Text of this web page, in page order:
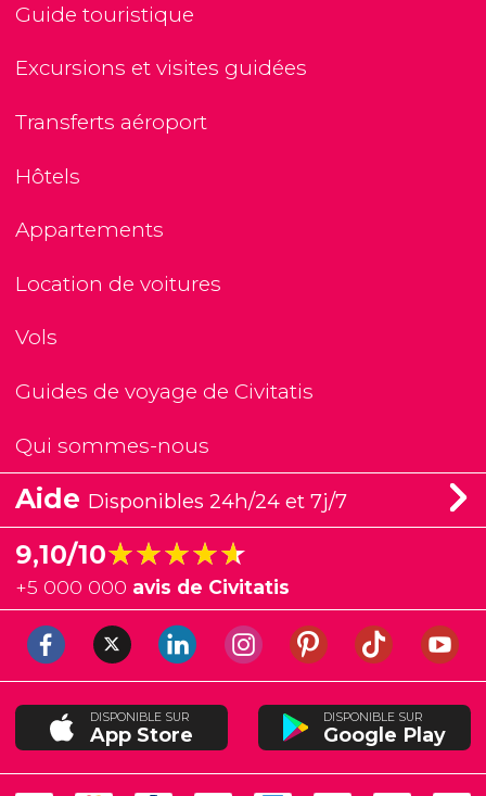
Guide touristique
Excursions et visites guidées
Transferts aéroport
Hôtels
Appartements
Location de voitures
Vols
Guides de voyage de Civitatis
Qui sommes-nous
Aide Disponibles 24h/24 et 7j/7
9,10/10★★★★★
★★★★★
+5 000 000 avis de Civitatis
DISPONIBLE SUR
App Store
DISPONIBLE SUR
Google Play